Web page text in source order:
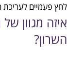
לחץ פעמיים
איזה מגוון
השרון?